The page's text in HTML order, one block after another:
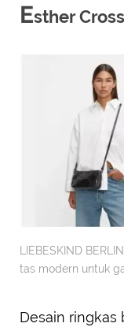
Esther
LIEBESKIND
tas modern untuk
Desain ringkas